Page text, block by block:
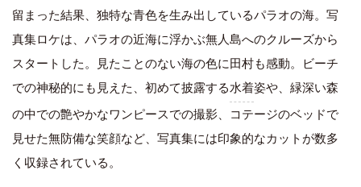
留まった結果、独特な青色を生み出しているパラオの海。写
真集ロケは、パラオの近海に浮かぶ無人島へのクルーズから
スタートした。見たことのない海の色に田村も感動。ビーチ
での神秘的にも見えた、初めて披露する水着姿や、緑深い森
の中での艶やかなワンピースでの撮影、コテージのベッドで
見せた無防備な笑顔など、写真集には印象的なカットが数多
く収録されている。